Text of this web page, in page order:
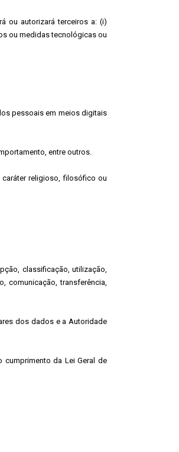
ou autorizará terceiros a: (i)
ou medidas tecnológicas ou
pessoais em meios digitais
entre outros.
religioso, filosófico ou
classificação, utilização,
comunicação, transferência,
dos dados e a Autoridade
cumprimento da Lei Geral de